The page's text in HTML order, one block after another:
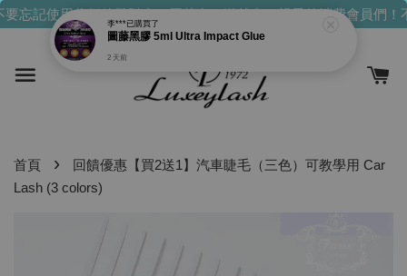
忘記使用你們的發財金！買越多，送越多！親愛的消費會員們！
首頁 ›
回饋優惠【買2送1】汽車睫毛（三色）可教學用 Car
Lash (3 colors)
李***已購買了
圖藤黑膠 5ml Ultra Impact Glue
2 天前